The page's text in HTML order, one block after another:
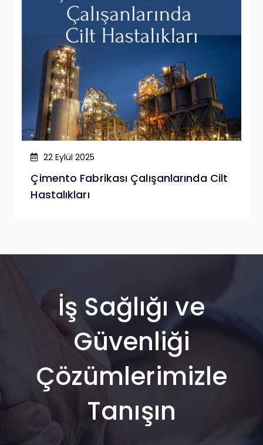
22 Eylül 2025
Çimento Fabrikası Çalışanlarında Cilt
Hastalıkları
İş Sağlığı ve
Güvenliği
Çözümlerimizle
Tanışın